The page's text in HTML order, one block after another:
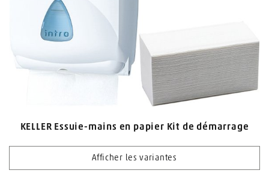
KELLER Essuie-mains en papier Kit de démarrage
Afficher les variantes